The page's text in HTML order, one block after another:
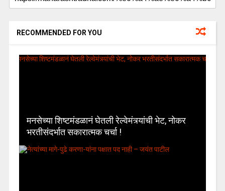
RECOMMENDED FOR YOU
मनसेच्या शिष्टमंडळानं घेतली रेल्वेमंत्र्यांची भेट, नोकर
भरतीसंदर्भात सकारात्मक चर्चा !